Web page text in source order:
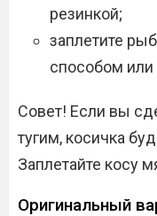
резинкой;
заплетите
способом или
Совет! Если вы
тугим, косичка
Заплетайте косу
Оригинальный